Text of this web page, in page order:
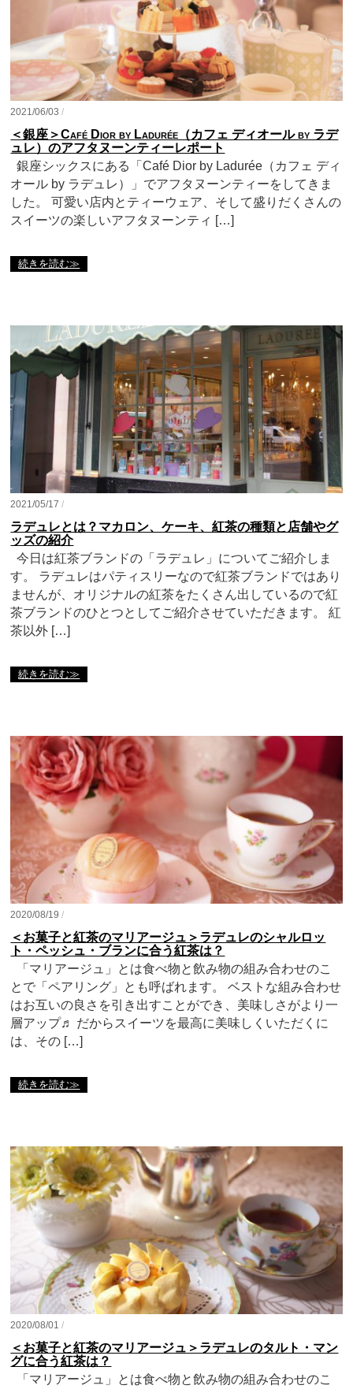
2021/06/03/
＜銀座＞Café Dior by Ladurée（カフェ ディオール by ラデ
ュレ）のアフタヌーンティーレポート
銀座シックスにある「Café Dior by Ladurée（カフェ ディ
オール by ラデュレ）」でアフタヌーンティーをしてきま
した。 可愛い店内とティーウェア、そして盛りだくさんの
スイーツの楽しいアフタヌーンティ […]
続きを読む≫
2021/05/17/
ラデュレとは？マカロン、ケーキ、紅茶の種類と店舗やグ
ッズの紹介
今日は紅茶ブランドの「ラデュレ」についてご紹介しま
す。 ラデュレはパティスリーなので紅茶ブランドではあり
ませんが、オリジナルの紅茶をたくさん出しているので紅
茶ブランドのひとつとしてご紹介させていただきます。 紅
茶以外 […]
続きを読む≫
2020/08/19/
＜お菓子と紅茶のマリアージュ＞ラデュレのシャルロッ
ト・ペッシュ・ブランに合う紅茶は？
「マリアージュ」とは食べ物と飲み物の組み合わせのこ
とで「ペアリング」とも呼ばれます。 ベストな組み合わせ
はお互いの良さを引き出すことができ、美味しさがより一
層アップ♬ だからスイーツを最高に美味しくいただくに
は、その […]
続きを読む≫
2020/08/01/
＜お菓子と紅茶のマリアージュ＞ラデュレのタルト・マン
グに合う紅茶は？
「マリアージュ」とは食べ物と飲み物の組み合わせのこ